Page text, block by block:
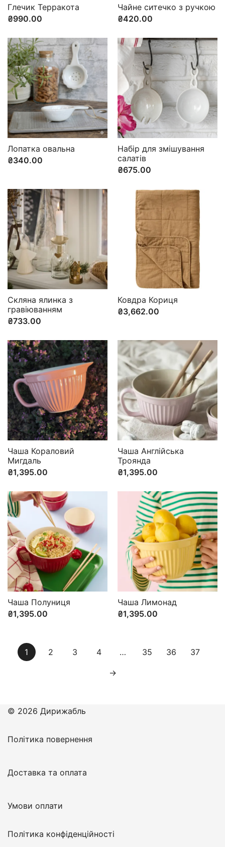
Глечик Терракота
₴990.00
Чайне ситечко з ручкою
₴420.00
Лопатка овальна
₴340.00
Набір для змішування
салатів
₴675.00
Скляна ялинка з
гравіюванням
₴733.00
Ковдра Кориця
₴3,662.00
Чаша Кораловий
Мигдаль
₴1,395.00
Чаша Англійська
Троянда
₴1,395.00
Чаша Полуниця
₴1,395.00
Чаша Лимонад
₴1,395.00
1 2 3 4 … 35 36 37
→
© 2026 Дирижабль
Політика повернення
Доставка та оплата
Умови оплати
Політика конфіденційності